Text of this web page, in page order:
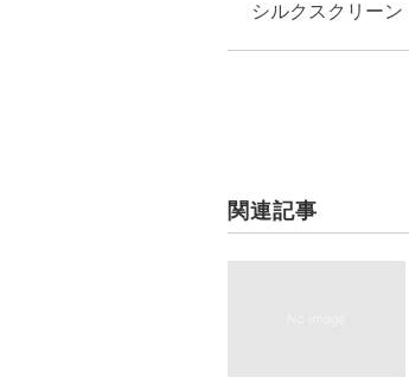
シルクスクリーン
関連記事